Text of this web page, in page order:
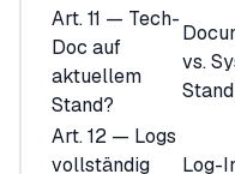
Art. 11 — Tech-
Doc auf
aktuellem
Stand?
vs.
Stand
Art. 12 — Logs
vollständig
Log-